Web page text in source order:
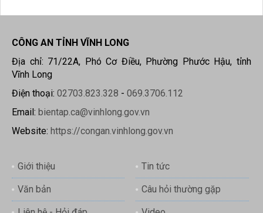
CÔNG AN TỈNH VĨNH LONG
Địa chỉ: 71/22A, Phó Cơ Điều, Phường Phước Hậu, tỉnh
Vĩnh Long
Điện thoại: 02703.823.328 - 069.3706.112
Email: bientap.ca@vinhlong.gov.vn
Website: https://congan.vinhlong.gov.vn
Giới thiệu Tin tức
Văn bản Câu hỏi thường gặp